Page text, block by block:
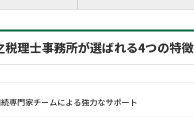
税理士事務所が選ばれる4つの特徴
専門家チームによる強力なサポート